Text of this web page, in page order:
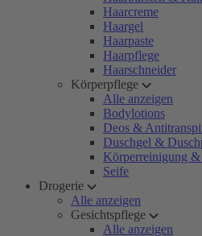
Haarcreme
Haargel
Haarpaste
Haarpflege
Haarschneider
Körperpflege
Alle anzeigen
Bodylotions
Deos &
Duschgel &
Körperreinigung &
Seife
Drogerie
Alle anzeigen
Gesichtspflege
Alle anzeigen